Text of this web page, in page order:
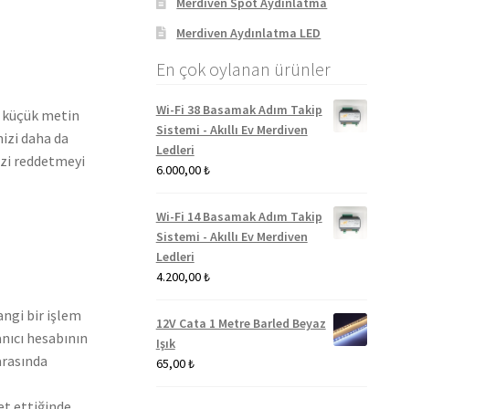
küçük metin
daha da
reddetmeyi
bir işlem
hesabının
Merdiven Aydınlatma LED
En çok oylanan ürünler
Wi-Fi 38 Basamak Adım Takip
Sistemi - Akıllı Ev Merdiven
Ledleri
6.000,00₺
Wi-Fi 14 Basamak Adım Takip
Sistemi - Akıllı Ev Merdiven
Ledleri
4.200,00₺
12V Cata 1 Metre Barled Beyaz
Işık
65,00₺